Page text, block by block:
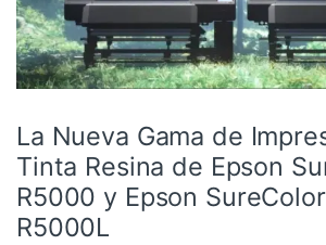
La Nueva Gama de
Tinta Resina de Epson
R5000 y Epson
R5000L